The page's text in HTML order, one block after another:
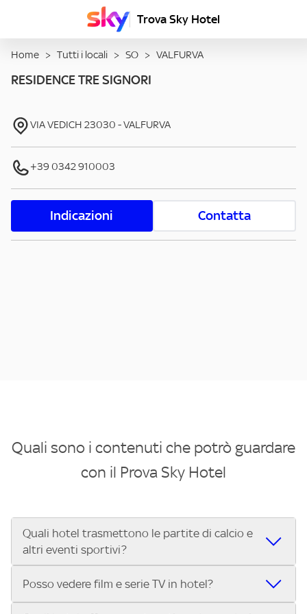
Trova Sky Hotel
Home > Tutti i locali > SO > VALFURVA
RESIDENCE TRE SIGNORI
VIA VEDICH 23030 -VALFURVA
+39 0342 910003
Indicazioni Contatta
Quali sono i contenuti che potrò guardare
con il Prova Sky Hotel
Quali hotel trasmettono le partite di calcio e
altri eventi sportivi?
Se cerchi un hotel dove poter vedere le partite di Serie A,
Posso vedere film e serie TV in hotel?